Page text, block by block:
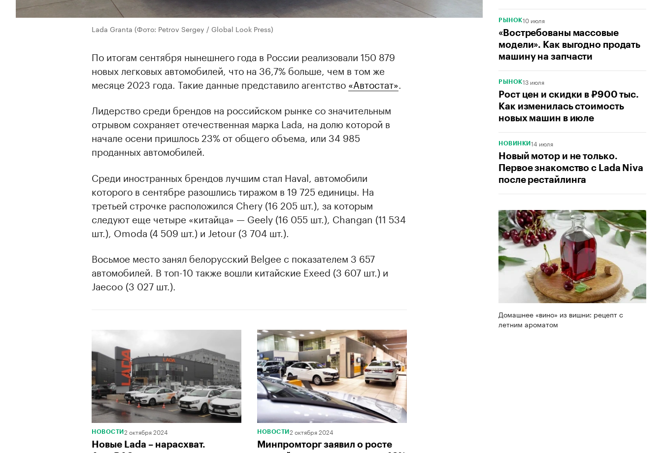
РЫНОК10 июля
«Востребованы массовые
модели». Как выгодно продать
машину на запчасти
РЫНОК13 июля
Рост цен и скидки в ₽900 тыс.
Как изменилась стоимость
новых машин в июле
НОВИНКИ 14 июля
Новый мотор и не только.
Первое знакомство с Lada Niva
после рестайлинга
Домашнее «вино» из вишни: рецепт с
летним ароматом
Lada Granta (Фото: Petrov Sergey / Global Look Press)
По итогам сентября нынешнего года в России реализовали 150 879
новых легковых автомобилей, что на 36,7% больше, чем в том же
месяце 2023 года. Такие данные представило агентство «Автостат»
Лидерство среди брендов на российском рынке со значительным
отрывом сохраняет отечественная марка Lada, на долю которой в
начале осени пришлось 23% от общего объема, или 34 985
проданных автомобилей.
Среди иностранных брендов лучшим стал Haval, автомобили
которого в сентябре разошлись тиражом в 19 725 единицы. На
третьей строчке расположился Chery (16 205 шт.), за которым
следуют еще четыре «китайца» — Geely (16 055 шт.), Changan (11 534
шт.), Omoda (4 509 шт.) и Jetour (3 704 шт.).
Восьмое место занял белорусский Belgee с показателем 3 657
автомобилей. В топ-10 также вошли китайские Exeed (3 607 шт.) и
Jaecoo (3 027 шт.).
НОВОСТИ 2 октября 2024
Новые Lada – нарасхват.
НОВОСТИ 2 октября 2024
Минпромторг заявил о росте